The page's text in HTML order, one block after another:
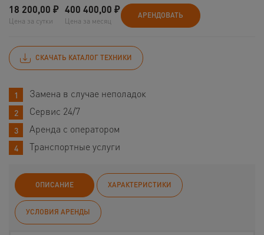
18 200,00 ₽
Цена за сутки
400 400,00 ₽
Цена за месяц
АРЕНДОВАТЬ
СКАЧАТЬ КАТАЛОГ ТЕХНИКИ
Замена в случае неполадок
Сервис 24/7
Аренда с оператором
Транспортные услуги
ОПИСАНИЕ ХАРАКТЕРИСТИКИ
УСЛОВИЯ АРЕНДЫ